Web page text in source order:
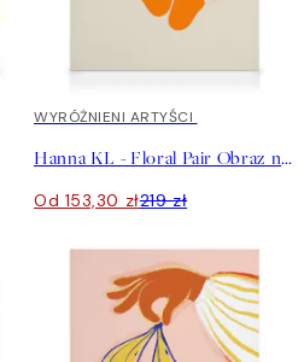
30%*
WYRÓŻNIENI ARTYŚCI
Hanna KL - Floral Pair Obraz na płótnie
Od 153,30 zł219 zł